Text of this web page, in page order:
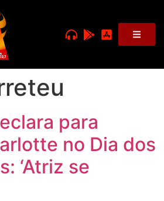
para
no Dia dos
‘Atriz se